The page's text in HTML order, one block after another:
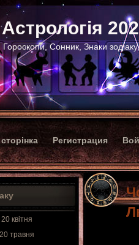
Астрологія
Гороскопи, Сонник, Знаки
Регистрация
квітня
травня